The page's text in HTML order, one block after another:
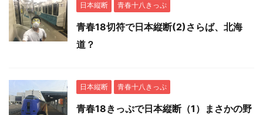
日本縦断 青春十八きっぷ
青春18切符で日本縦断(2)さらば、北海
道？
日本縦断 青春十八きっぷ
青春18きっぷで日本縦断（1）まさかの野